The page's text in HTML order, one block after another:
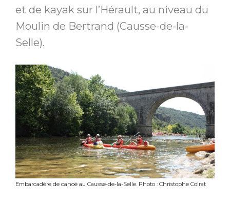
et de kayak sur l’Hérault, au niveau du
Moulin de Bertrand (Causse-de-la-
Selle).
Embarcadère de canoë au Causse-de-la-Selle. Photo : Christophe Colrat